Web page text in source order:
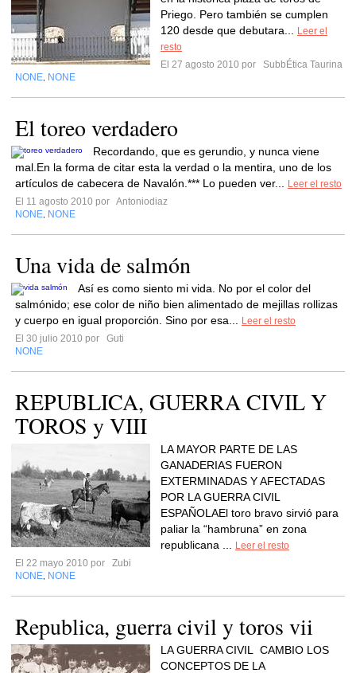
Priego. Pero también se cumplen
120 desde que debutara...
Leer el
resto
El 27 agosto 2010 por
SubbÉtica Taurina
NONE NONE
El toreo verdadero
Recordando, que es gerundio, y nunca viene
mal.En la forma de citar esta la verdad o la mentira, uno de los
artículos de cabecera de Navalón.*** Lo pueden ver...
Leer el resto
El 11 agosto 2010 por Antoniodiaz
NONE NONE
Una vida de salmón
Así es como siento mi vida. No por el color del
salmónido; ese color de niño bien alimentado de mejillas rollizas
y cuerpo en igual proporción. Sino por esa...
Leer el resto
El 30 julio 2010 por
Guti
NONE
REPUBLICA, GUERRA CIVIL Y
TOROS y VIII
LA MAYOR PARTE DE LAS
GANADERIAS FUERON
EXTERMINADAS Y AFECTADAS
POR LA GUERRA CIVIL
ESPAÑOLAEl toro bravo sirvió para
paliar la “hambruna” en zona
republicana ...
Leer el resto
El 22 mayo 2010 por
Zubi
NONE NONE
Republica, guerra civil y toros vii
LA GUERRA CIVIL CAMBIO LOS
CONCEPTOS DE LA